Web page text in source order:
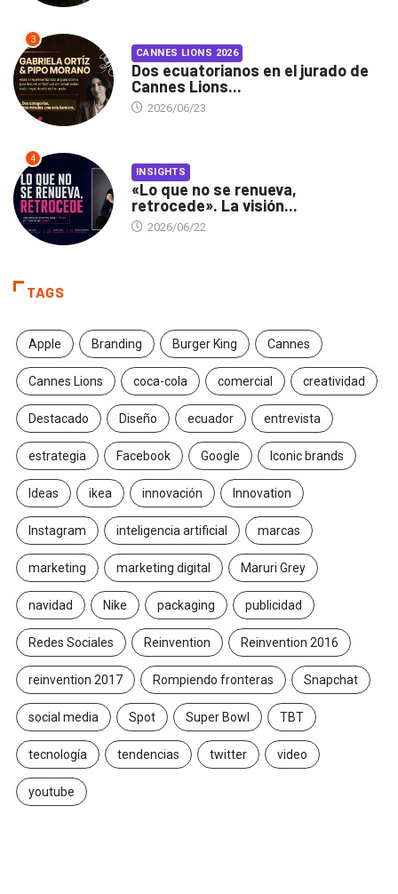
3
CANNES LIONS 2026
Dos ecuatorianos en el jurado de
Cannes Lions...
2026/06/23
4
INSIGHTS
«Lo que no se renueva,
retrocede». La visión...
2026/06/22
TAGS
Apple Branding Burger King Cannes
Cannes Lions coca-cola comercial creatividad
Destacado Diseño ecuador entrevista
estrategia Facebook Google Iconic brands
Ideas ikea innovación Innovation
Instagram inteligencia artificial marcas
marketing marketing digital Maruri Grey
navidad Nike packaging publicidad
Redes Sociales Reinvention Reinvention 2016
reinvention 2017 Rompiendo fronteras Snapchat
social media Spot Super Bowl TBT
tecnología tendencias twitter video
youtube